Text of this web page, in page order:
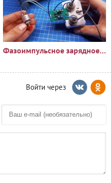
Фазоимпульсное зарядное устройство своими руками